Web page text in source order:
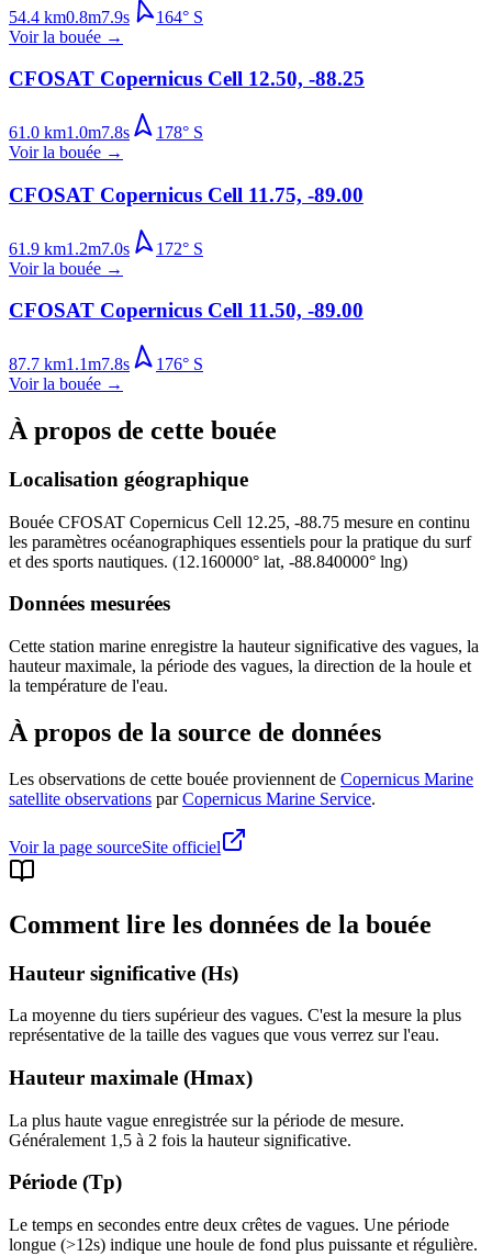
54.4 km0.8m7.9s 164° S
Voir la bouée →
CFOSAT Copernicus Cell 12.50, -88.25
61.0 km1.0m7.8s 178° S
Voir la bouée →
CFOSAT Copernicus Cell 11.75, -89.00
61.9 km1.2m7.0s 172° S
Voir la bouée →
CFOSAT Copernicus Cell 11.50, -89.00
87.7 km1.1m7.8s 176° S
Voir la bouée →
À propos de cette bouée
Localisation géographique
Bouée CFOSAT Copernicus Cell 12.25, -88.75 mesure en continu
les paramètres océanographiques essentiels pour la pratique du surf
et des sports nautiques. (12.160000° lat, -88.840000° lng)
Données mesurées
Cette station marine enregistre la hauteur significative des vagues, la
hauteur maximale, la période des vagues, la direction de la houle et
la température de l'eau.
À propos de la source de données
Les observations de cette bouée proviennent de Copernicus Marine
satellite observations par Copernicus Marine Service.
Voir la page sourceSite officiel
Comment lire les données de la bouée
Hauteur significative (Hs)
La moyenne du tiers supérieur des vagues. C'est la mesure la plus
représentative de la taille des vagues que vous verrez sur l'eau.
Hauteur maximale (Hmax)
La plus haute vague enregistrée sur la période de mesure.
Généralement 1,5 à 2 fois la hauteur significative.
Période (Tp)
Le temps en secondes entre deux crêtes de vagues. Une période
longue (>12s) indique une houle de fond plus puissante et régulière.